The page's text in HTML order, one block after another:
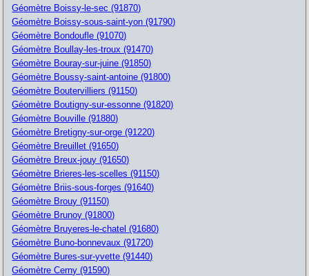
Géomètre Boissy-le-sec (91870)
Géomètre Boissy-sous-saint-yon (91790)
Géomètre Bondoufle (91070)
Géomètre Boullay-les-troux (91470)
Géomètre Bouray-sur-juine (91850)
Géomètre Boussy-saint-antoine (91800)
Géomètre Boutervilliers (91150)
Géomètre Boutigny-sur-essonne (91820)
Géomètre Bouville (91880)
Géomètre Bretigny-sur-orge (91220)
Géomètre Breuillet (91650)
Géomètre Breux-jouy (91650)
Géomètre Brieres-les-scelles (91150)
Géomètre Briis-sous-forges (91640)
Géomètre Brouy (91150)
Géomètre Brunoy (91800)
Géomètre Bruyeres-le-chatel (91680)
Géomètre Buno-bonnevaux (91720)
Géomètre Bures-sur-yvette (91440)
Géomètre Cerny (91590)